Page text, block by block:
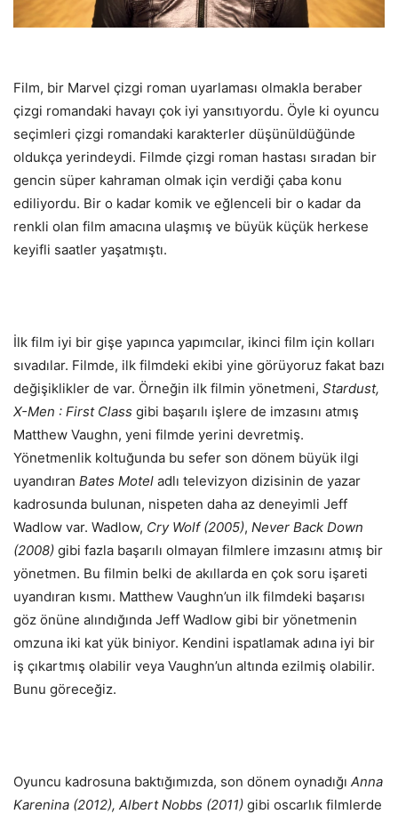
Film, bir Marvel çizgi roman uyarlaması olmakla beraber
çizgi romandaki havayı çok iyi yansıtıyordu. Öyle ki oyuncu
seçimleri çizgi romandaki karakterler düşünüldüğünde
oldukça yerindeydi. Filmde çizgi roman hastası sıradan bir
gencin süper kahraman olmak için verdiği çaba konu
ediliyordu. Bir o kadar komik ve eğlenceli bir o kadar da
renkli olan film amacına ulaşmış ve büyük küçük herkese
keyifli saatler yaşatmıştı.
İlk film iyi bir gişe yapınca yapımcılar, ikinci film için kolları
sıvadılar. Filmde, ilk filmdeki ekibi yine görüyoruz fakat bazı
değişiklikler de var. Örneğin ilk filmin yönetmeni, Stardust,
X-Men : First Class gibi başarılı işlere de imzasını atmış
Matthew Vaughn, yeni filmde yerini devretmiş.
Yönetmenlik koltuğunda bu sefer son dönem büyük ilgi
uyandıran Bates Motel adlı televizyon dizisinin de yazar
kadrosunda bulunan, nispeten daha az deneyimli Jeff
Wadlow var. Wadlow, Cry Wolf (2005), Never Back Down
(2008) gibi fazla başarılı olmayan filmlere imzasını atmış bir
yönetmen. Bu filmin belki de akıllarda en çok soru işareti
uyandıran kısmı. Matthew Vaughn’un ilk filmdeki başarısı
göz önüne alındığında Jeff Wadlow gibi bir yönetmenin
omzuna iki kat yük biniyor. Kendini ispatlamak adına iyi bir
iş çıkartmış olabilir veya Vaughn’un altında ezilmiş olabilir.
Bunu göreceğiz.
Oyuncu kadrosuna baktığımızda, son dönem oynadığı Anna
Karenina (2012), Albert Nobbs (2011) gibi oscarlık filmlerde